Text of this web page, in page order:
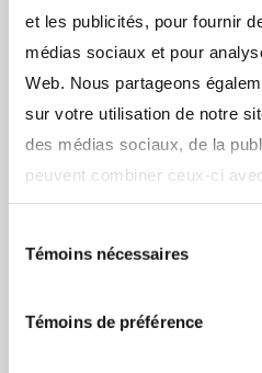
et les publicités, pour fournir
médias sociaux et pour
Web. Nous partageons
sur votre utilisation de notre
des médias sociaux, de la
peuvent combiner ceux-ci
que vous leur avez fournis ou
votre utilisation de leurs
notre site Web, vous
référez à la section «
Témoins nécessaires
Témoins de préférence
Pourquoi choisir un
CI?
EN SAVOIR PLUS